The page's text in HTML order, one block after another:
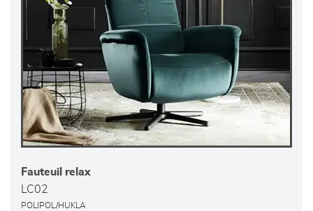
Fauteuil relax
LC02
POLIPOL/HUKLA